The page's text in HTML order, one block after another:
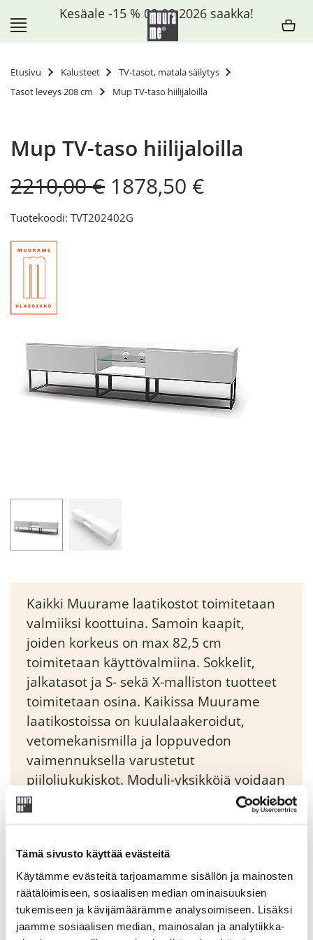
Tämä sivusto käyttää evästeitä
Käytämme evästeitä tarjoamamme sisällön ja mainosten
räätälöimiseen, sosiaalisen median ominaisuuksien
tukemiseen ja kävijämäärämme analysoimiseen. Lisäksi
jaamme sosiaalisen median, mainosalan ja analytiikka-
sisältöön
Etusivu Kalusteet
TV-tasot, matala säilytys
Tasot leveys 208 cm
Mup TV-taso hiilijaloilla
Mup TV-taso hiilijaloilla
2210,00€ Original
price
was:
2210,00 €.
1878,50 €
Tuotekoodi: TVT202402G
Kaikki Muurame laatikostot toimitetaan
valmiiksi koottuina. Samoin kaapit,
joiden korkeus on max 82,5 cm
toimitetaan käyttövalmiina. Sokkelit,
jalkatasot ja S- sekä X-malliston tuotteet
toimitetaan osina. Kaikissa Muurame
laatikostoissa on kuulalaakeroidut,
vetomekanismilla ja loppuvedon
vaimennuksella varustetut
piiloliukukiskot. Moduli-yksikköjä voidaan
liittää sivusuunnassa toisiinsa tai pinota
päällekkäin sitä varten suunniteltujen
2210,00€
Original
price
was:
1878,50€
Current
price
is:
Tuotekoodi: TVT202402G
Kesäale -15 % 09.08.2026 saakka!